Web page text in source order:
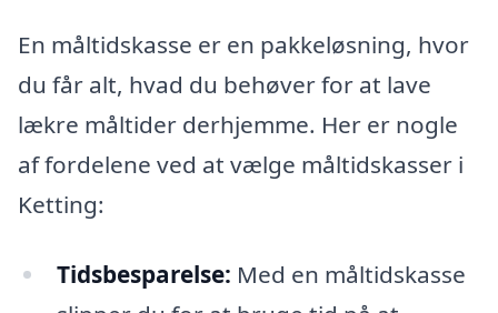
En måltidskasse er en pakkeløsning, hvor
du får alt, hvad du behøver for at lave
lækre måltider derhjemme. Her er nogle
af fordelene ved at vælge måltidskasser i
Ketting:
Tidsbesparelse: Med en måltidskasse